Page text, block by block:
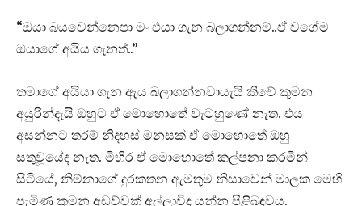
“ඔයා බයවෙන්නෙපා මං එයා ගැන බලාගන්නම්..ඒ වගේම
ඔයාගේ අයිය ගැනත්..”
තමාගේ අයියා ගැන ඇය බලාගන්නවායැයි කීවේ කුමන
අයුරින්දැයි ඔහුට ඒ මොහොතේ වැටහුණේ නැත. එය
අසන්නට තරම් නිදහස් මනසක් ඒ මොහොතේ ඔහු
සතුවූයේද නැත. මිහිර ඒ මොහොතේ කල්පනා කරමින්
සිටියේ, නිම්නාගේ දුරකතන ඇමතුම නිසාවෙන් මාලක මෙහි
පැමිණ කුමන අඩව්වක් අල්ලාවිද යන්න පිළිබඳවය.